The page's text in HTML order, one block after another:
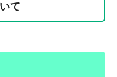
て